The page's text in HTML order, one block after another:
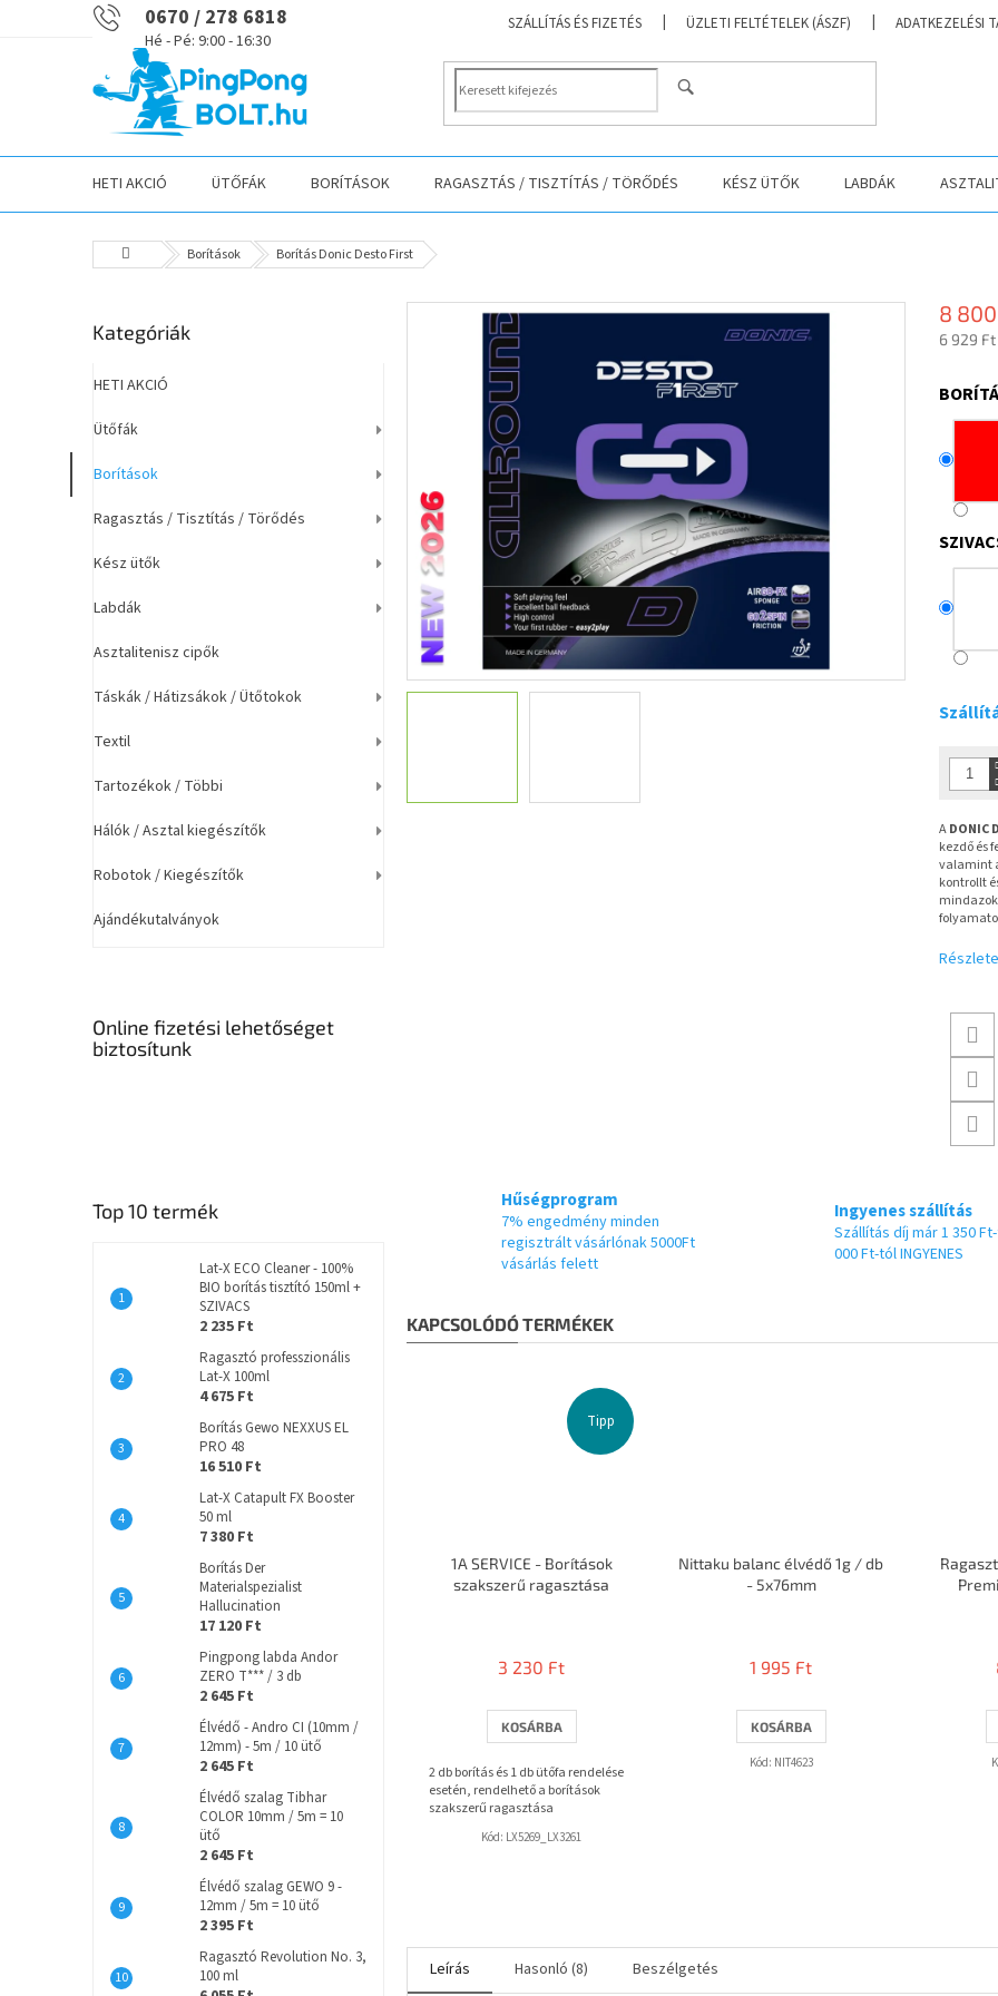
0670 / 278 6818 SZÁLLÍTÁS ÉS FIZETÉS ÜZLETI FELTÉTELEK (ÁSZF) ADATKEZELÉSI
HETI AKCIÓ ÜTŐFÁK BORÍTÁSOK RAGASZTÁS / TISZTÍTÁS / TÖRŐDÉS KÉSZ ÜTŐK LABDÁK
KezdőlapBorítások Borítás Donic Desto First
l
a
s
p
a
e
Kategóriák
Kategóriák
HETI AKCIÓ
Ütőfák
Borítások
Ragasztás / Tisztítás / Törődés
Kész ütők
Labdák
Asztalitenisz cipők
Táskák / Hátizsákok / Ütőtokok
Textil
Tartozékok / Többi
Hálók / Asztal kiegészítők
Robotok / Kiegészítők
Ajándékutalványok
Online fizetési lehetőséget
biztosítunk
Top 10 termék
Lat-X ECO Cleaner - 100%
BIO borítás tisztító 150ml +
SZIVACS
2 235 Ft
Ragasztó professzionális
Lat-X 100ml
4 675 Ft
Borítás Gewo NEXXUS EL
PRO 48
16 510 Ft
Lat-X Catapult FX Booster
50 ml
7 380 Ft
Borítás Der
Materialspezialist
Hallucination
17 120 Ft
Pingpong labda Andor
ZERO T*** / 3 db
2 645 Ft
Élvédő - Andro CI (10mm /
12mm) - 5m / 10 ütő
2 645 Ft
Élvédő szalag Tibhar
COLOR 10mm / 5m = 10
ütő
2 645 Ft
Élvédő szalag GEWO 9 -
12mm / 5m = 10 ütő
2 395 Ft
Ragasztó Revolution No. 3,
100 ml
8
6 929
ADONIC
kezdő és
valamint
kontrollt
Hűségprogram
7% engedmény minden
regisztrált vásárlónak 5000Ft
vásárlás felett
Ingyenes szállítás
Szállítás díj már 1 350
000 Ft-tól INGYENES
KAPCSOLÓDÓ TERMÉKEK
Tipp
1A SERVICE - Borítások
szakszerű ragasztása
átlagos
értékelése
ből
3,7
csillag.
3 230 Ft
KOSÁRBA
2 db borítás és 1 db ütőfa rendelése
esetén, rendelhető a borítások
szakszerű ragasztása
Kód: LX5269_LX3261
Nittaku balanc élvédő 1g / db
- 5x76mm
1 995 Ft
KOSÁRBA
Kód: NIT4623
Leírás Hasonló (8) Beszélgetés